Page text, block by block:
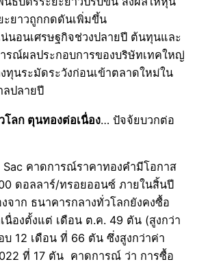
ะยาวถูกกดดันเพิ่มขึ้น
นอนเศรษฐกิจช่วงปลายปี ต้นทุนและ
รณ์ผลประกอบการของบริษัทเทคใหญ่
ทุนระมัดระวังก่อนเข้าตลาดใหม่ใน
ลปลายปี
โลก ตุนทองต่อเนื่อง… ปัจจ้ยบวกต่อ
Sac คาดการณ์ราคาทองคำมีโอกาส
ดอลลาร์/ทรอยออนซ์ ภายในสิ้นปี
จาก ธนาคารกลางทั่วโลกยังคงซื้อ
นื่องตั้งแต่ เดือน ต.ค. 49 ตัน (สูงกว่า
บ 12 เดือน ที่ 66 ตัน ซึ่งสูงกว่าค่า
ที่ 17 ตัน คาดการณ์ ว่า การซื้อ